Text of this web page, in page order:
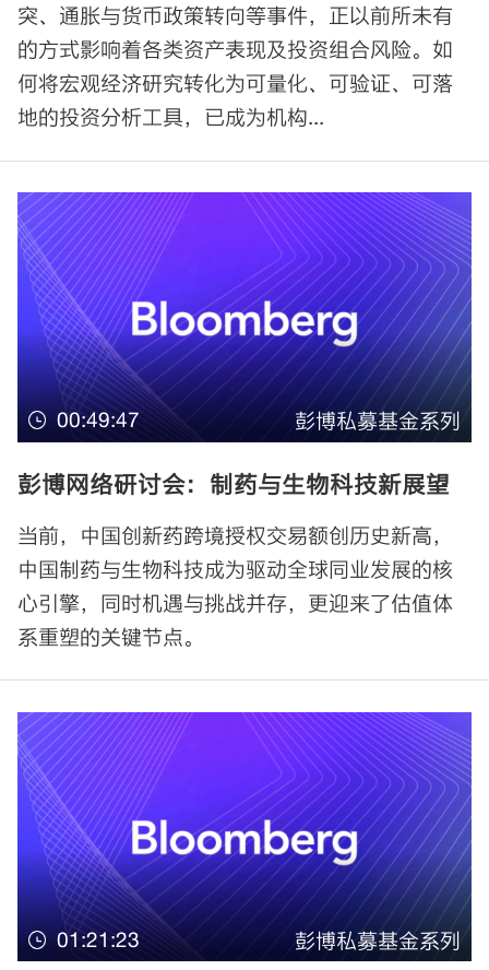
突、通胀与货币政策转向等事件，正以前所未有
的方式影响着各类资产表现及投资组合风险。如
何将宏观经济研究转化为可量化、可验证、可落
地的投资分析工具，已成为机构...
00:49:47 彭博私募基金系列
彭博网络研讨会：制药与生物科技新展望
当前，中国创新药跨境授权交易额创历史新高，
中国制药与生物科技成为驱动全球同业发展的核
心引擎，同时机遇与挑战并存，更迎来了估值体
系重塑的关键节点。
01:21:23 彭博私募基金系列